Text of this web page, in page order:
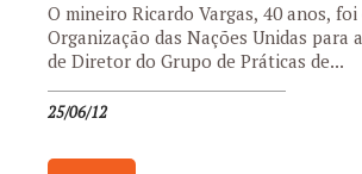
O mineiro Ricardo Vargas, 40 anos,
Organização das Nações Unidas para
de Diretor do Grupo de Práticas de...
25/06/12